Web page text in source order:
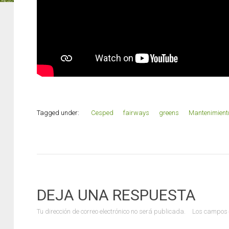
Tagged under: Cesped fairways greens
DEJA UNA RESPUESTA
Tu dirección de correo electrónico no será publicada. Los